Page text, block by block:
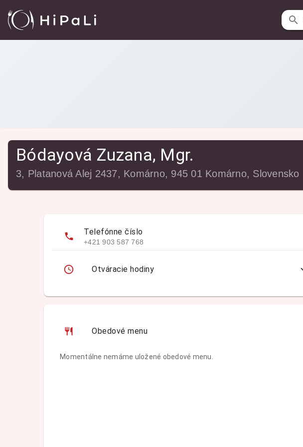
Reštaurácie Bódayová Zuzana, Mgr.
Bódayová Zuzana, Mgr.
3, Platanová Alej 2437, Komárno, 945 01 Komárno, Slovensko
Telefónne číslo
+421 903 587 768
Otváracie hodiny
Obedové menu
Momentálne nemáme uložené obedové menu.